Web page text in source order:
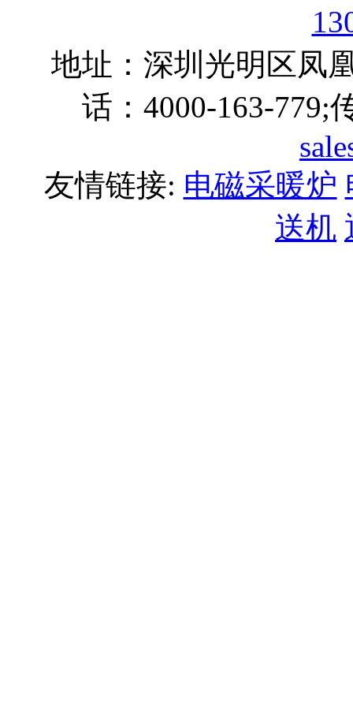
地址：深圳光明区凤
话：4000-163-779;
友情链接: 电磁采暖炉
送机